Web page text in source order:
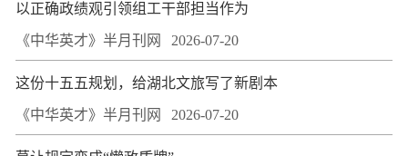
以正确政绩观引领组工干部担当作为
《中华英才》半月刊网 2026-07-20
这份十五五规划，给湖北文旅写了新剧本
《中华英才》半月刊网 2026-07-20